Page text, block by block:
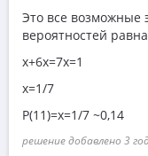
Это все возможные
вероятностей
x+6x=7x=1
x=1/7
P(11)=x=1/7 ~0,14
решение добавлено 3